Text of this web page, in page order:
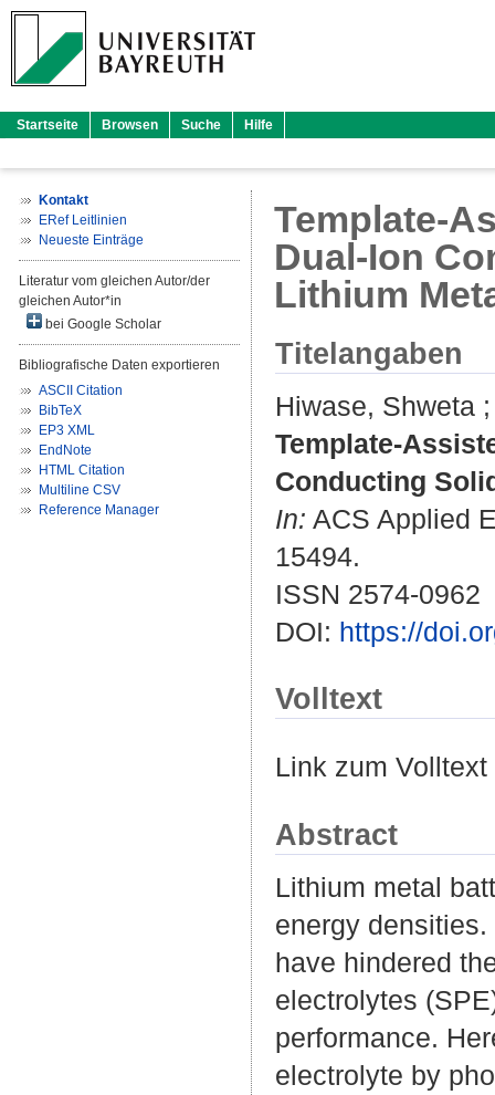
Startseite Browsen Suche Hilfe
Kontakt
ERef Leitlinien
Neueste Einträge
Literatur vom gleichen Autor/der
gleichen Autor*in
bei Google Scholar
Bibliografische Daten exportieren
ASCII Citation
BibTeX
EP3 XML
EndNote
HTML Citation
Multiline CSV
Reference Manager
Template-
Dual-Ion
Lithium
Titelangaben
Hiwase, Shweta
Template-
Conducting
In: ACS Applied
15494.
ISSN 2574-0962
DOI: https://
Volltext
Link zum
Abstract
Lithium metal
energy
have hindered
electrolytes
performance.
electrolyte by